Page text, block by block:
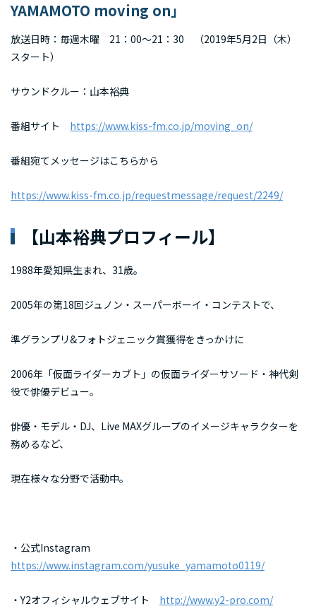
YAMAMOTO moving on」
放送日時：毎週木曜 21：00～21：30 （2019年5月2日（木）
スタート）
サウンドクルー：山本裕典
番組サイト https://www.kiss-fm.co.jp/moving_on/
番組宛てメッセージはこちらから
https://www.kiss-fm.co.jp/requestmessage/request/2249/
【山本裕典プロフィール】
1988年愛知県生まれ、31歳。
2005年の第18回ジュノン・スーパーボーイ・コンテストで、
準グランプリ&フォトジェニック賞獲得をきっかけに
2006年「仮面ライダーカブト」の仮面ライダーサソード・神代剣
役で俳優デビュー。
俳優・モデル・DJ、Live MAXグループのイメージキャラクターを
務めるなど、
現在様々な分野で活動中。
・公式Instagram
https://www.instagram.com/yusuke_yamamoto0119/
・Y2オフィシャルウェブサイト http://www.y2-pro.com/